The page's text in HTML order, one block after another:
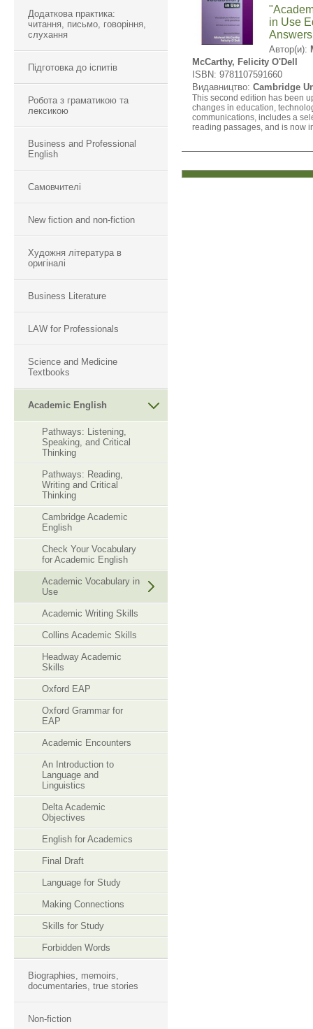
Додаткова практика:
читання, письмо, говоріння,
слухання
Підготовка до іспитів
Робота з граматикою та
лексикою
Business and Professional
English
Самовчителі
New fiction and non-fiction
Художня література в
оригіналі
Business Literature
LAW for Professionals
Science and Medicine
Textbooks
Academic English
Pathways: Listening,
Speaking, and Critical
Thinking
Pathways: Reading,
Writing and Critical
Thinking
Cambridge Academic
English
Check Your Vocabulary
for Academic English
Academic Vocabulary in
Use
Academic Writing Skills
Collins Academic Skills
Headway Academic
Skills
Oxford EAP
Oxford Grammar for
EAP
Academic Encounters
An Introduction to
Language and
Linguistics
Delta Academic
Objectives
English for Academics
Final Draft
Language for Study
Making Connections
Skills for Study
Forbidden Words
Biographies, memoirs,
documentaries, true stories
Non-fiction
in Use
Автор(и):
McCarthy, Felicity O'Dell
ISBN: 9781107591660
Видавництво: Cambridge
This second edition has been
changes in education,
communications, includes a
reading passages, and is now